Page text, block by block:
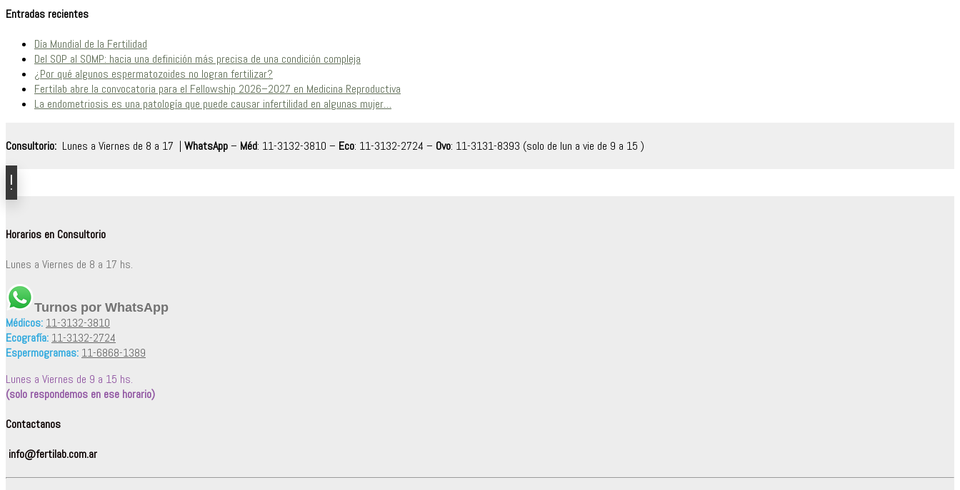
Entradas recientes
Día Mundial de la Fertilidad
Del SOP al SOMP: hacia una definición más precisa de una condición compleja
¿Por qué algunos espermatozoides no logran fertilizar?
Fertilab abre la convocatoria para el Fellowship 2026–2027 en Medicina Reproductiva
La endometriosis es una patología que puede causar infertilidad en algunas mujer…
Consultorio: Lunes a Viernes de 8 a 17 | WhatsApp– Méd: 11-3132-3810 – Eco: 11-3132-2724 – Ovo: 11-3131-8393 (solo de lun a vie de 9 a 15 )
Horarios en Consultorio
Lunes a Viernes de 8 a 17 hs.
Turnos por WhatsApp
Médicos: 11-3132-3810
Ecografía: 11-3132-2724
Espermogramas: 11-6868-1389
Lunes a Viernes de 9 a 15 hs.
(solo respondemos en ese horario)
Contactanos
info@fertilab.com.ar